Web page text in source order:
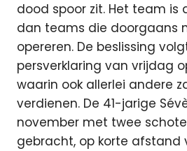
dood spoor zit. Het team is
dan teams die doorgaans
opereren. De beslissing
persverklaring van vrijdag
waarin ook allerlei andere
verdienen. De 41-jarige
november met twee
gebracht, op korte afstand